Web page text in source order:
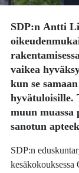
SDP:nAntti
vaikea
kun se
hyvätuloisille.
muun
sanotun
SDP:n